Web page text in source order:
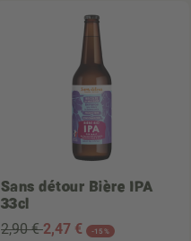
Sans détour Bière IPA
33cl
2,90 €2,47 € -15%